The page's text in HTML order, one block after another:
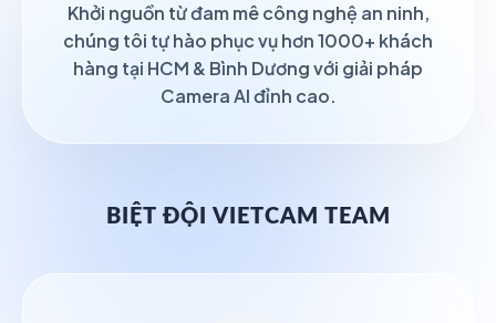
Khởi nguồn từ đam mê công nghệ an ninh,
chúng tôi tự hào phục vụ hơn 1000+ khách
hàng tại HCM & Bình Dương với giải pháp
Camera AI đỉnh cao.
BIỆT ĐỘI VIETCAM TEAM